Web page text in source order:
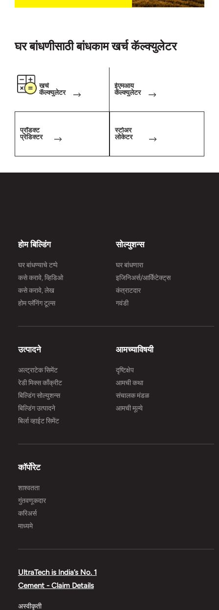
घर बांधणीसाठी बांधकाम खर्च कॅल्क्युलेटर
खर्च
कॅल्क्युलेटर
ईएमआय
कॅल्क्युलेटर
प्रॉडक्ट
प्रेडिक्टर
स्टोअर
लोकेटर
होम बिल्डिंग
घर बांधण्याचे टप्पे
कसे करावे, व्हिडिओ
कसे करावे, लेख
होम प्लॅनिंग टूल्स
सोल्युशन्स
घर बांधणारा
इजिनिअर्स/आर्किेटेक्ट्‌स
कंत्राटदार
गवंडी
उत्पादने
अल्ट्राटेक सिमेंट
रेडी मिक्स काँक्रीट
बिल्डिंग सोल्युशन्स
बिल्डिंग उत्पादने
बिर्ला व्हाईट सिमेंट
आमच्याविषयी
दृष्टिक्षेप
आमची कथा
संचालक मंडळ
आमची मूल्ये
कॉर्पोरेट
शाश्वतता
गुंतवणूकदार
करिअर्स
माध्यमे
UltraTech is India’s No. 1
Cement - Claim Details
अस्वीकृती